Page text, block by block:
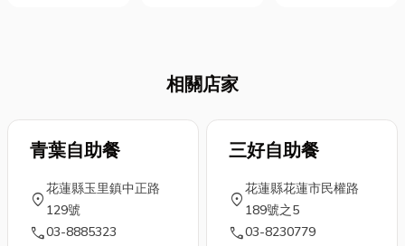
它不僅僅是味
覺的享受，更
展現。如果你
想體驗道地的
地中海風情，
代人買房最關
素。 對高科技
產業為核心的
兼顧通勤便
潛力與優質居
世界裡，貨源
就是你的命
搜尋「食品代
理商」、「飲
料批發」，跑
相關店家
青葉自助餐
location_on
花蓮縣玉里鎮中正路
129號
call03-8885323
三好自助餐
location_on
花蓮縣花蓮市民權路
189號之5
call03-8230779